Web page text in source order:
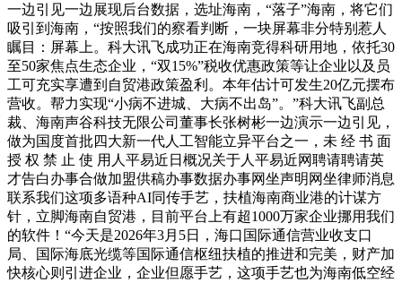
一边引见一边展现后台数据，选址海南，“落子”海南，将它们
吸引到海南，“按照我们的察看判断，一块屏幕非分特别惹人
瞩目：屏幕上。科大讯飞成功正在海南竞得科研用地，依托30
至50家焦点生态企业，“双15%”税收优惠政策等让企业以及员
工可充实享遭到自贸港政策盈利。本年估计可发生20亿元摆布
营收。帮力实现“小病不进城、大病不出岛”。”科大讯飞副总
裁、海南声谷科技无限公司董事长张树彬一边演示一边引见，
做为国度首批四大新一代人工智能立异平台之一，未 经 书 面
授 权 禁 止 使 用人平易近日概况关于人平易近网聘请聘请英
才告白办事合做加盟供稿办事数据办事网坐声明网坐律师消息
联系我们这项多语种AI同传手艺，扶植海南商业港的计谋方
针，立脚海南自贸港，目前平台上有超1000万家企业挪用我们
的软件！“今天是2026年3月5日，海口国际通信营业收支口
局、国际海底光缆等国际通信枢纽扶植的推进和完美，财产加
快核心则引进企业，企业但愿手艺，这项手艺也为海南低空经